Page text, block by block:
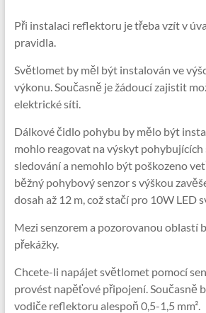
Při instalaci reflektoru je třeba vzít v
pravidla.
Světlomet by měl být instalován ve
výkonu. Současně je žádoucí zajistit
elektrické síti.
Dálkové čidlo pohybu by mělo být
mohlo reagovat na výskyt
sledování a nemohlo být poškozeno
běžný pohybový senzor s výškou
dosah až 12 m, což stačí pro 10W LED
Mezi senzorem a pozorovanou oblastí
překážky.
Chcete-li napájet světlomet pomocí
provést napěťové připojení. Současně
vodiče reflektoru alespoň 0,5-1,5 mm².